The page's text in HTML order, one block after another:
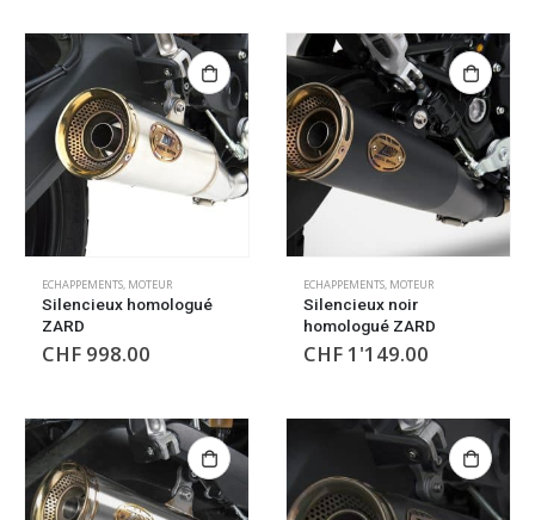
ECHAPPEMENTS, MOTEUR
Silencieux homologué
ZARD
CHF 998.00
ECHAPPEMENTS, MOTEUR
Silencieux noir
homologué ZARD
CHF 1'149.00